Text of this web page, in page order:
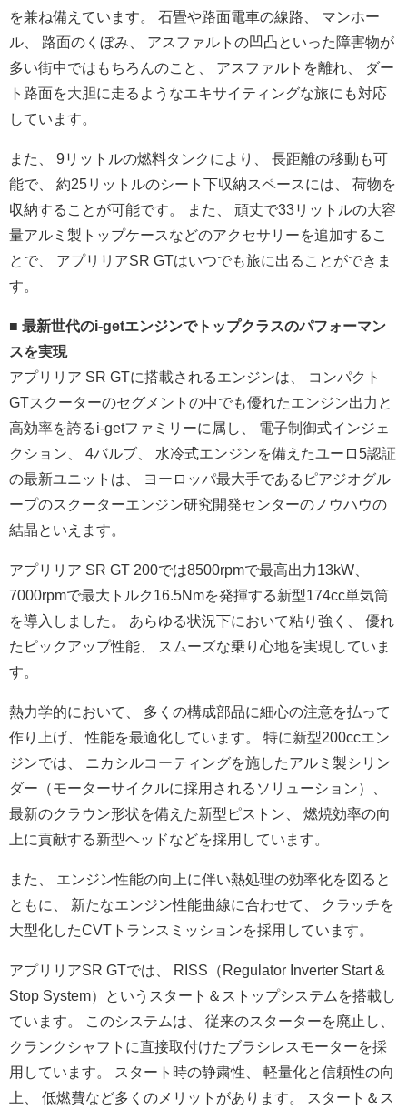
を兼ね備えています。 石畳や路面電車の線路、 マンホー
ル、 路面のくぼみ、 アスファルトの凹凸といった障害物が
多い街中ではもちろんのこと
、 アスファルトを離れ、 ダー
ト路面を大胆に走るようなエキサイティングな旅にも対応
しています。
また、 9リットルの燃料タンクにより、 長距離の移動も可
能で、 約25リットルのシート下収納スペースには、 荷物を
収納することが可能です。 また、 頑丈で33リットルの大容
量アルミ製トップケースなどのアクセサ リーを追加するこ
とで、 アプリリアSR GTはいつでも旅に出ることができま
す。
■ 最新世代のi-getエンジンでトップクラスのパフォーマン
スを実現
アプリリア SR GTに搭載されるエンジンは、 コンパクト
GTスクーターのセグメントの中でも優れたエンジン出力と
高効率を誇るi-getファミリーに属し、 電子制御式インジェ
クション、 4バルブ、 水冷式エンジンを備えたユーロ5認証
の最新ユニットは、 ヨーロッパ最大手であるピアジオグル
ープのスクーターエンジン研究開発センターのノウハウの
結晶といえます。
アプリリア SR GT 200では8500rpmで最高出力13kW、
7000rpmで最大トルク16. 5Nmを発揮する新型174cc単気筒
を導入しました。 あらゆる状況下において粘り強く、 優れ
たピックアップ性能、 スムーズな乗り心地を実現していま
す。
熱力学的において、 多くの構成部品に細心の注意を払って
作り上げ、 性能を最適化しています。 特に新型200ccエン
ジンでは、 ニカシルコーティングを施したアルミ製シリン
ダー（モーターサイクルに採用されるソリューション）、
最新のクラウン形状を備えた新型ピストン、 燃焼効率の向
上に貢献する新型ヘッドなどを採用しています。
また、 エンジン性能の向上に伴い熱処理の効率化を図ると
ともに、 新たなエンジン性能曲線に合わせて、 クラッチを
大型化したCVTトランスミッションを採用しています
アプリリアSR GTでは、 RISS（Regulator Inverter Start &
Stop System）というスタート＆ ストップシステムを搭載し
ています。 このシステムは、 従来のスターターを廃止し、
クランクシャフトに直接取付けたブラシレスモーターを採
用してい ます。 スタート時の静粛性、 軽量化と信頼性の向
上、 低燃費など多くのメリットがあります。 スタート＆ス